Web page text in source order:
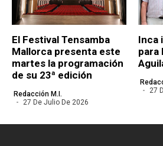
El Festival Tensamba
Mallorca presenta este
martes la programación
de su 23ª edición
Redacción M.I.
27 De Julio De 2026
Inca
para
27